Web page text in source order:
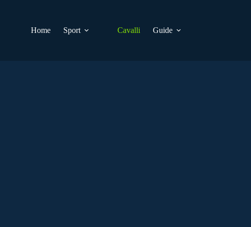
Home
Sport Cavalli Guide